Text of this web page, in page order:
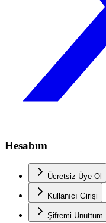
Hesabım
Ücretsiz Üye Ol
Kullanıcı Girişi
Şifremi Unuttum